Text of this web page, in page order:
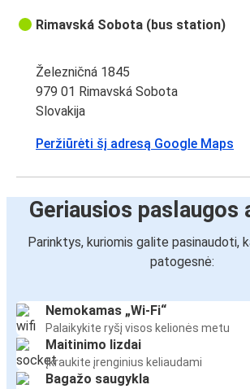
Rimavská Sobota (bus station)
Železničná 1845
979 01 Rimavská Sobota
Slovakija
Peržiūrėti šį adresą Google Maps
Geriausios paslaugos
Parinktys, kuriomis galite pasinaudoti,
patogesnė:
Nemokamas „Wi-Fi“
Palaikykite ryšį visos kelionės metu
Maitinimo lizdai
Įkraukite įrenginius keliaudami
Bagažo saugykla